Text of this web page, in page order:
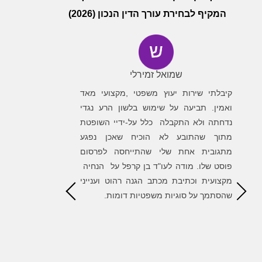
המקיף לבחירת עורך הדין הנכון (2026)
שמואל זמירלי
קיבלתי שירות יעוץ משפטי ,מקצועי מאד
ואמין. תביעה על שימוש בלשון הרע נגדי
נדחתה ולא התקבלה כלל על-ידיי השופטת
מתוך שהתובע לא הוכיח שאכן נפגע
מתגובית אחת שלי שהתייחסה לפרסום
פוסט שלו. מודה לעו"ד בן קרפל על הנחיה
מקצועית וכתיבת מכתב הגנה רהוט וענייני
שהסתמך על סוגיות משפטיות דומות.